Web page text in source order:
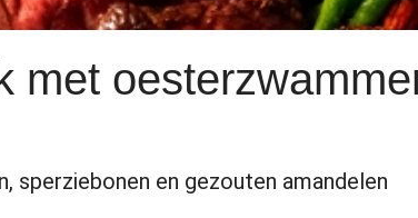
met
sperziebonen en gezouten amandelen